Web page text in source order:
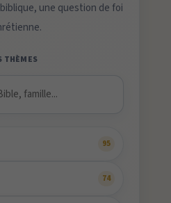
une question de foi
THÈMES
95
74